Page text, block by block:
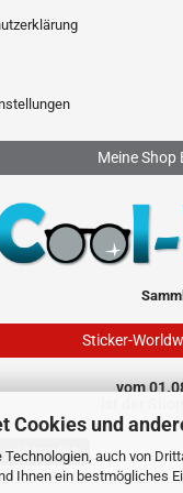
Cookies und
auch von
Ihnen ein bestmögliches
Meine Shop
Sticker-
vom
widerrufen